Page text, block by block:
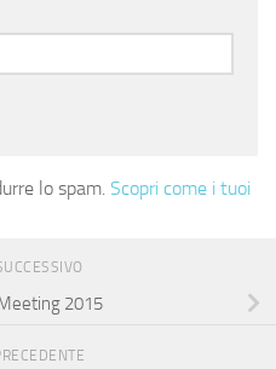
lo spam. Scopri come i tuoi
2015